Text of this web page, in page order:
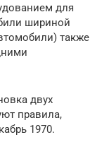
для
шириной
также
двух
правила,
1970.